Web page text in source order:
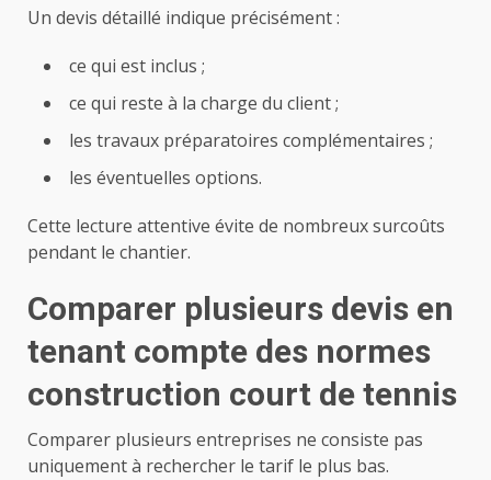
Un devis détaillé indique précisément :
ce qui est inclus ;
ce qui reste à la charge du client ;
les travaux préparatoires complémentaires ;
les éventuelles options.
Cette lecture attentive évite de nombreux surcoûts
pendant le chantier.
Comparer plusieurs devis en
tenant compte des normes
construction court de tennis
Comparer plusieurs entreprises ne consiste pas
uniquement à rechercher le tarif le plus bas.